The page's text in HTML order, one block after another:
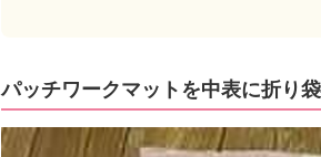
パッチワークマットを中表に折り